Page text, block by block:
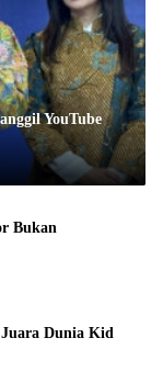
YouTube
Bukan
Dunia Kid